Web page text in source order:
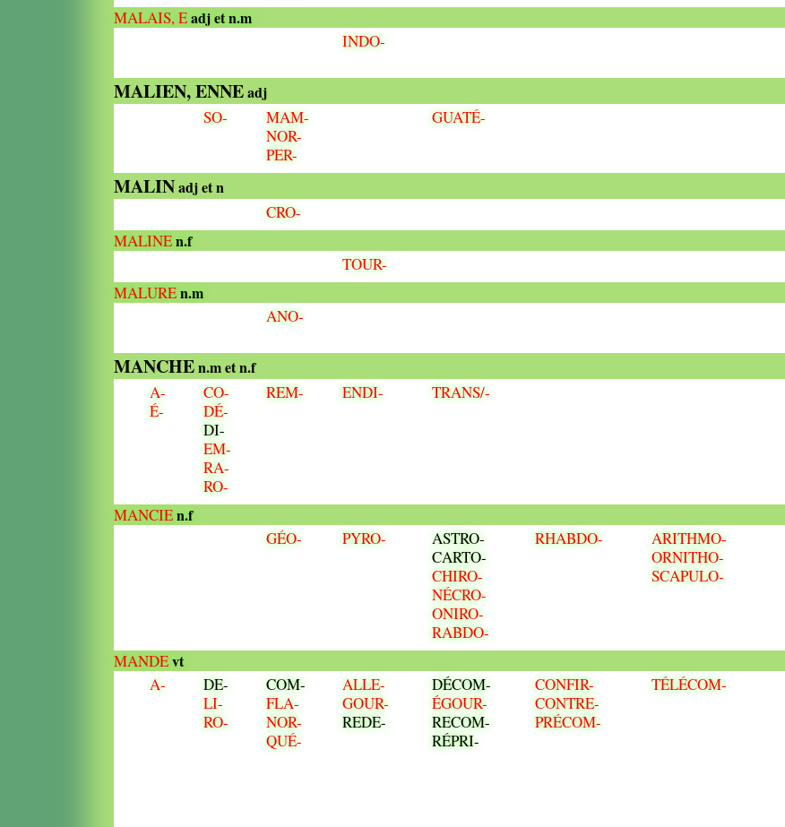
MALAIS, Eadj et n.m
INDO-
MALIEN, ENNEadj
SO-
MAM-
NOR-
PER-
GUATÉ-
MALINadj et n
CRO-
MALINEn.f
TOUR-
MALUREn.m
ANO-
MANCHEn.m et n.f
A-
É-
CO-
DÉ-
DI-
EM-
RA-
RO-
REM- ENDI- TRANS/-
MANCIEn.f
GÉO-
PYRO-
ASTRO-
CARTO-
CHIRO-
NÉCRO-
ONIRO-
RABDO-
RHABDO-
ARITHMO-
ORNITHO-
SCAPULO-
MANDEvt
A-
DE-
LI-
RO-
COM-
FLA-
NOR-
QUÉ-
ALLE-
GOUR-
REDE-
DÉCOM-
ÉGOUR-
RECOM-
RÉPRI-
CONFIR-
CONTRE-
PRÉCOM-
TÉLÉCOM-